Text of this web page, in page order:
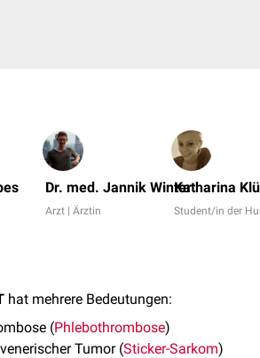
Dr. med. Jannik Winter
Arzt | Ärztin
Katharina
Student/in der
hat mehrere Bedeutungen:
(Phlebothrombose)
Tumor (Sticker-Sarkom)